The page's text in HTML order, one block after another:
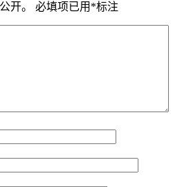
开。 必填项已用 *标注